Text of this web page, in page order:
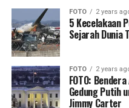
FOTO 2 years
5 Kecelakaan
Sejarah Dunia
FOTO 2 years
FOTO:
Gedung Putih
Jimmy Carter